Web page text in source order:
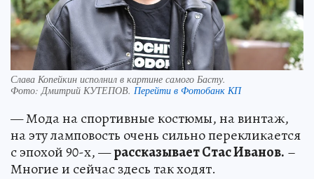
Слава Копейкин исполнил в картине самого Басту.
Фото:Дмитрий КУТЕПОВ. Перейти в Фотобанк КП
— Мода на спортивные костюмы, на винтаж,
на эту ламповость очень сильно перекликается
с эпохой 90-х, —рассказывает Стас Иванов. –
Многие и сейчас здесь так ходят.